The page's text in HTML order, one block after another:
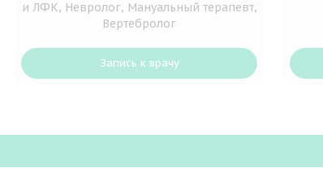
и ЛФК, Невролог, Мануальный терапевт,
Вертебролог
Запись к врачу